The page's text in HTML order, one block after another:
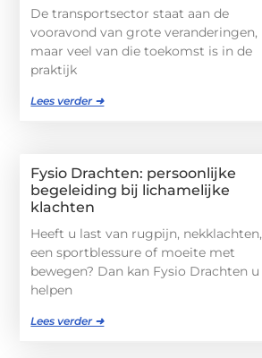
De transportsector staat aan de
vooravond van grote veranderingen,
maar veel van die toekomst is in de
praktijk
Lees verder ➜
Fysio Drachten: persoonlijke
begeleiding bij lichamelijke
klachten
Heeft u last van rugpijn, nekklachten,
een sportblessure of moeite met
bewegen? Dan kan Fysio Drachten u
helpen
Lees verder ➜